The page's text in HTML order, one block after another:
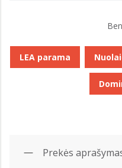
LEA parama
Prekės